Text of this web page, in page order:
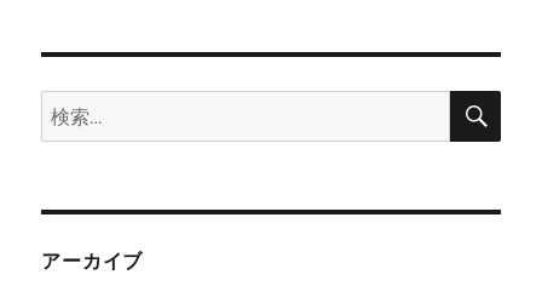
検
索:
検
アーカイブ